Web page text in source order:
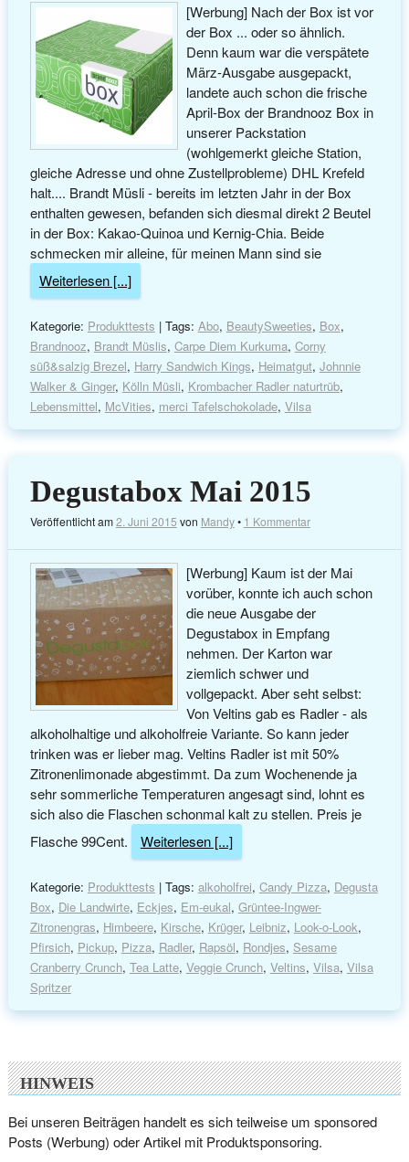
[Werbung] Nach der Box ist vor
der Box ... oder so ähnlich.
Denn kaum war die verspätete
März-Ausgabe ausgepackt,
landete auch schon die frische
April-Box der Brandnooz Box in
unserer Packstation
(wohlgemerkt gleiche Station,
gleiche Adresse und ohne Zustellprobleme) DHL Krefeld
halt.... Brandt Müsli - bereits im letzten Jahr in der Box
enthalten gewesen, befanden sich diesmal direkt 2 Beutel
in der Box: Kakao-Quinoa und Kernig-Chia. Beide
schmecken mir alleine, für meinen Mann sind sie
Weiterlesen [...]
Kategorie: Produkttests | Tags: Abo, BeautySweeties, Box,
Brandnooz, Brandt Müslis, Carpe Diem Kurkuma, Corny
süß&salzig Brezel, Harry Sandwich Kings, Heimatgut, Johnnie
Walker & Ginger, Kölln Müsli, Krombacher Radler naturtrüb,
Lebensmittel, McVities, merci Tafelschokolade, Vilsa
Degustabox Mai 2015
Veröffentlicht am2. Juni 2015 von Mandy• 1 Kommentar
[Werbung] Kaum ist der Mai
vorüber, konnte ich auch schon
die neue Ausgabe der
Degustabox in Empfang
nehmen. Der Karton war
ziemlich schwer und
vollgepackt. Aber seht selbst:
Von Veltins gab es Radler - als
alkoholhaltige und alkoholfreie Variante. So kann jeder
trinken was er lieber mag. Veltins Radler ist mit 50%
Zitronenlimonade abgestimmt. Da zum Wochenende ja
sehr sommerliche Temperaturen angesagt sind, lohnt es
sich also die Flaschen schonmal kalt zu stellen. Preis je
Flasche 99Cent.
Weiterlesen [...]
Kategorie: Produkttests | Tags: alkoholfrei, Candy Pizza, Degusta
Box, Die Landwirte, Eckjes, Em-eukal, Grüntee-Ingwer-
Zitronengras, Himbeere, Kirsche, Krüger, Leibniz, Look-o-Look,
Pfirsich, Pickup, Pizza, Radler, Rapsöl, Rondjes, Sesame
Cranberry Crunch, Tea Latte, Veggie Crunch, Veltins, Vilsa, Vilsa
Spritzer
HINWEIS
Bei unseren Beiträgen handelt es sich teilweise um sponsored
Posts (Werbung) oder Artikel mit Produktsponsoring.